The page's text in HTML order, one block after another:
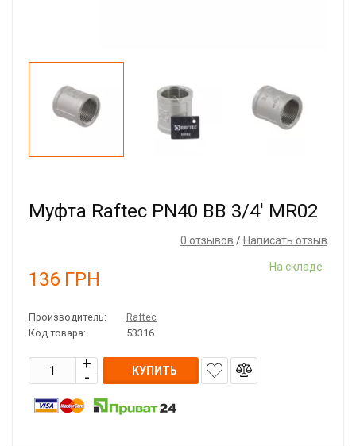
Муфта Raftec PN40 ВВ 3/4' MR02
0 отзывов / Написать отзыв
136 ГРН
На складе
Производитель:
Raftec
Код товара:
53316
КУПИТЬ